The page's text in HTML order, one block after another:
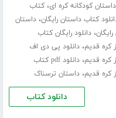
کودکانه کره ای،کتاب
کتاب داستان رایگان،داستان
،دانلود رایگان کتاب
کره قدیم،دانلود پی دی اف
کره قدیم،
دانلود pdf کتاب
کره قدیم،داستان ترسناک
دانلود کتاب